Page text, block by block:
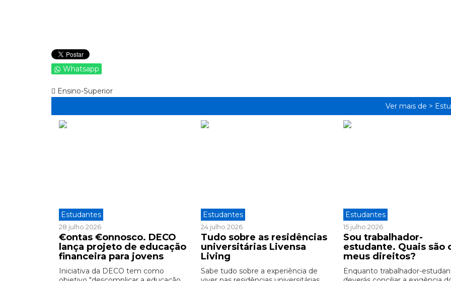
Whatsapp
Ensino-Superior
Ver mais de >
Estudantes
28 julho 2026
€ontas €onnosco. DECO
lança projeto de educação
financeira para jovens
Iniciativa da DECO tem como
Estudantes
24 julho 2026
Tudo sobre as residências
universitárias Livensa
Living
Sabe tudo sobre a experiência de
Estudantes
15 julho 2026
Sou trabalhador-
estudante. Quais são
meus direitos?
Enquanto trabalhador-